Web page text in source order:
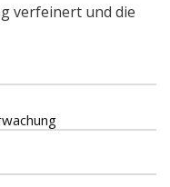
verfeinert und die